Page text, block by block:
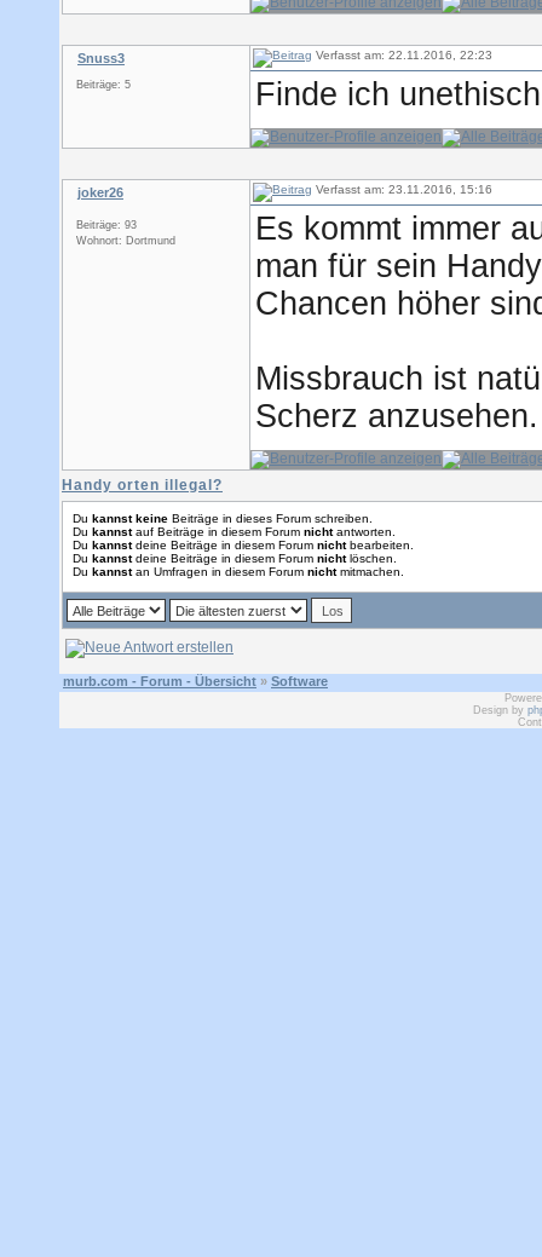
Snuss3
Beiträge: 5
Verfasst am: 22.11.2016, 22:23
Finde ich
joker26
Beiträge: 93
Wohnort: Dortmund
Verfasst am: 23.11.2016, 15:16
Es kommt immer
man für sein
Chancen höher
Missbrauch ist
Scherz anzusehen.
Handy orten illegal?
Du kannst keine Beiträge in dieses Forum schreiben.
Du kannstauf Beiträge in diesem Forum nichtantworten.
Du kannstdeine Beiträge in diesem Forum nichtbearbeiten.
Du kannstdeine Beiträge in diesem Forum nichtlöschen.
Du kannstan Umfragen in diesem Forum nichtmitmachen.
murb.com - Forum - Übersicht » Software
Design by